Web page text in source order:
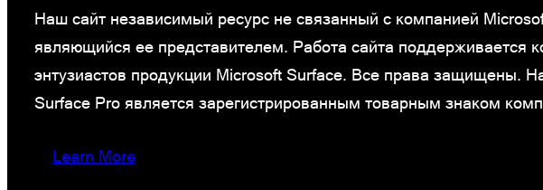
Наш сайт независимый ресурс не связанный с компанией
являющийся ее представителем. Работа сайта поддерживается
энтузиастов продукции Microsoft Surface. Все права защищены.
Surface Pro является зарегистрированным товарным знаком
Learn More